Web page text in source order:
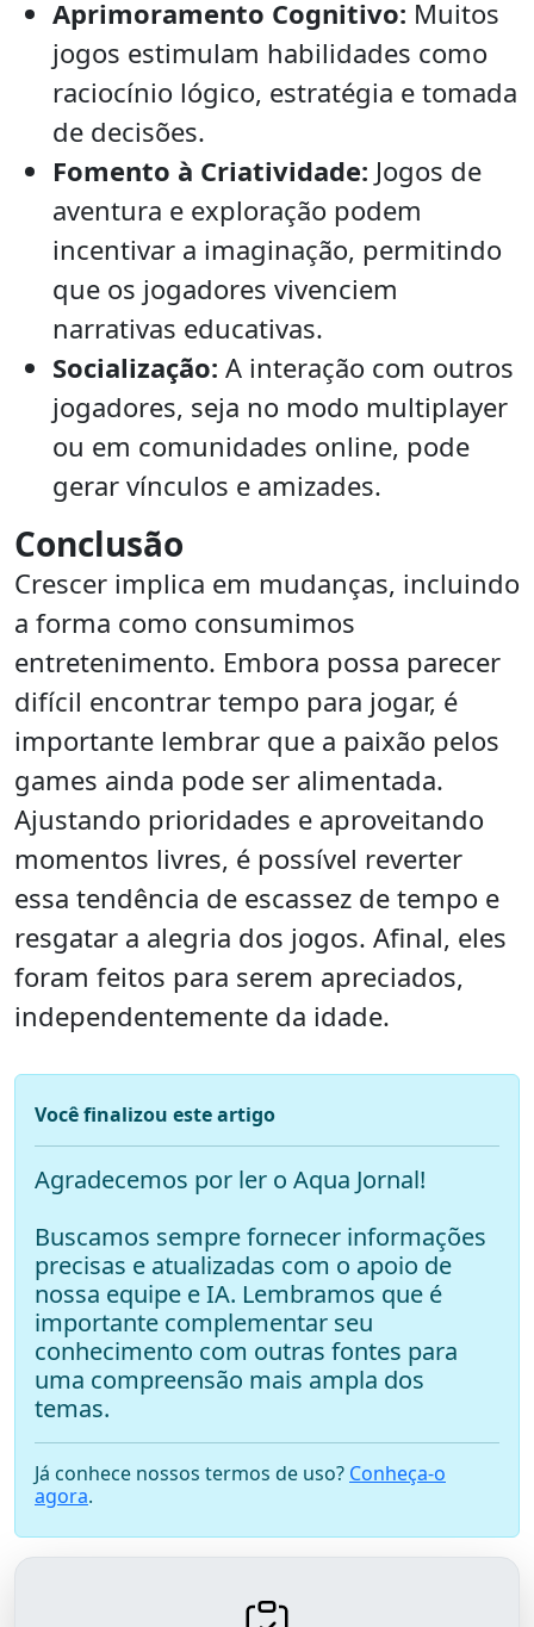
Aprimoramento Cognitivo: Muitos
jogos estimulam habilidades como
raciocínio lógico, estratégia e tomada
de decisões.
Fomento à Criatividade: Jogos de
aventura e exploração podem
incentivar a imaginação, permitindo
que os jogadores vivenciem
narrativas educativas.
Socialização: A interação com outros
jogadores, seja no modo multiplayer
ou em comunidades online, pode
gerar vínculos e amizades.
Conclusão
Crescer implica em mudanças, incluindo
a forma como consumimos
entretenimento. Embora possa parecer
difícil encontrar tempo para jogar, é
importante lembrar que a paixão pelos
games ainda pode ser alimentada.
Ajustando prioridades e aproveitando
momentos livres, é possível reverter
essa tendência de escassez de tempo e
resgatar a alegria dos jogos. Afinal, eles
foram feitos para serem apreciados,
independentemente da idade.
Você finalizou este artigo
Agradecemos por ler o Aqua Jornal!
Buscamos sempre fornecer informações
precisas e atualizadas com o apoio de
nossa equipe e IA. Lembramos que é
importante complementar seu
conhecimento com outras fontes para
uma compreensão mais ampla dos
temas.
Já conhece nossos termos de uso? Conheça-o
agora.